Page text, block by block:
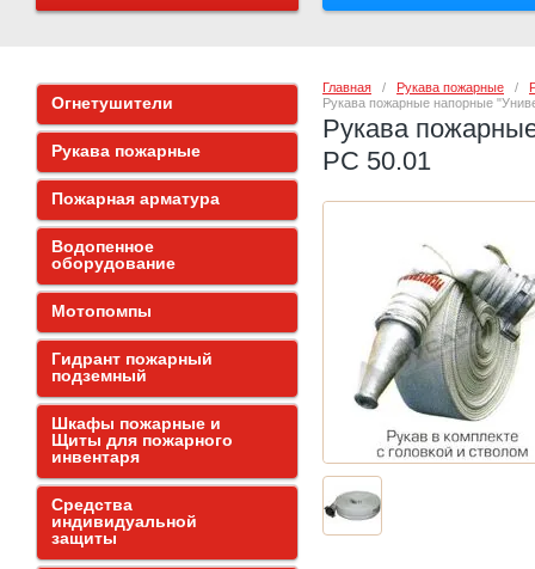
Главная
   /
Рукава пожарные
   /
Рукава пожарные напорные
Рукава
РС 50.01
Огнетушители
Рукава пожарные
Пожарная арматура
Водопенное
оборудование
Мотопомпы
Гидрант пожарный
подземный
Шкафы пожарные и
Щиты для пожарного
инвентаря
Средства
индивидуальной
защиты